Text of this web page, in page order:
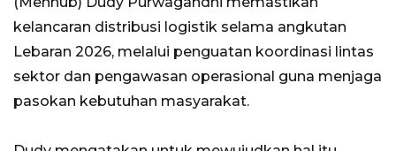
kelancaran distribusi logistik selama angkutan
Lebaran 2026, melalui penguatan koordinasi lintas
sektor dan pengawasan operasional guna menjaga
pasokan kebutuhan masyarakat.